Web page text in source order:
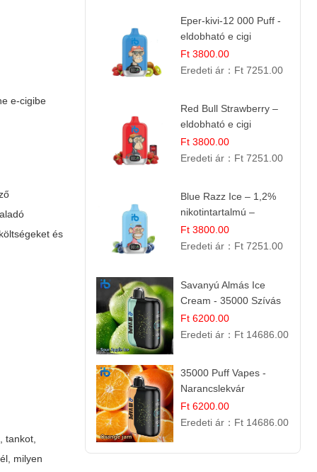
e-cigibe
és
tankot,
milyen
Eper-kivi-12 000 Puff -
eldobható e cigi
Ft 3800.00
Eredeti ár： Ft 7251.00
Red Bull Strawberry –
eldobható e cigi
Ft 3800.00
Eredeti ár： Ft 7251.00
Blue Razz Ice – 1,2%
nikotintartalmú –
eldobható e cigi
Ft 3800.00
Eredeti ár： Ft 7251.00
Savanyú Almás Ice
Cream - 35000 Szívás
elektromos cigi
Ft 6200.00
Eredeti ár： Ft 14686.00
35000 Puff Vapes -
Narancslekvár
Ft 6200.00
Eredeti ár： Ft 14686.00